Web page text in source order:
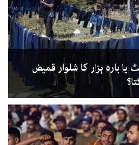
بارہ ہزار کا شلوار قمیض